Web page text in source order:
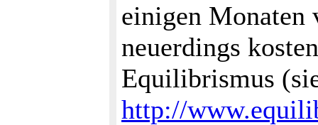
einigen Monaten
neuerdings
Equilibrismus
http://